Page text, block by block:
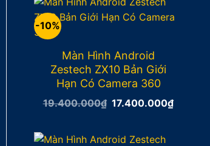
-10%
Màn Hình Android
Zestech ZX10 Bản Giới
Hạn Có Camera 360
19.400.000₫ Giá
17.400.000₫